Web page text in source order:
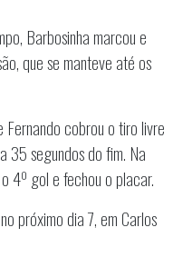
Barbosinha marcou e
que se manteve até os
cobrou o tiro livre
35 segundos do fim. Na
4º gol e fechou o placar.
próximo dia 7, em Carlos